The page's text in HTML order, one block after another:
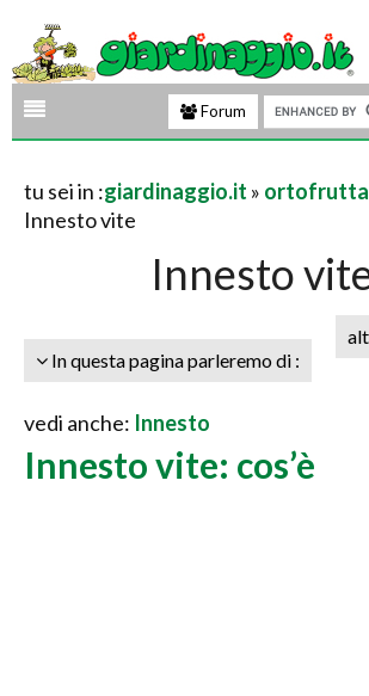
Forum
tu sei in :giardinaggio.it » ortofrutta
Innesto vite
Innesto
In questa pagina parleremo di :
vedi anche: Innesto
Innesto vite: cos’è